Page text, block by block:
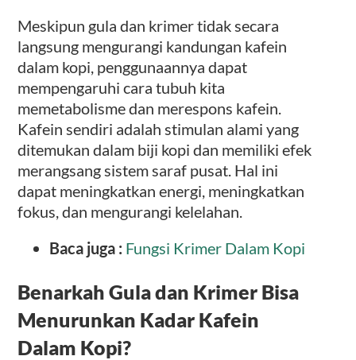
Meskipun gula dan krimer tidak secara
langsung mengurangi kandungan kafein
dalam kopi, penggunaannya dapat
mempengaruhi cara tubuh kita
memetabolisme dan merespons kafein.
Kafein sendiri adalah stimulan alami yang
ditemukan dalam biji kopi dan memiliki efek
merangsang sistem saraf pusat. Hal ini
dapat meningkatkan energi, meningkatkan
fokus, dan mengurangi kelelahan.
Baca juga : Fungsi Krimer Dalam Kopi
Benarkah Gula dan Krimer Bisa
Menurunkan Kadar Kafein
Dalam Kopi?